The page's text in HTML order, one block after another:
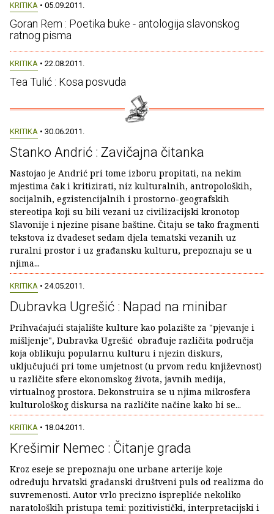
KRITIKA • 05.09.2011.
Goran Rem : Poetika buke - antologija slavonskog
ratnog pisma
KRITIKA • 22.08.2011.
Tea Tulić : Kosa posvuda
KRITIKA • 30.06.2011.
Stanko Andrić : Zavičajna čitanka
Nastojao je Andrić pri tome izboru propitati, na nekim
mjestima čak i kritizirati, niz kulturalnih, antropoloških,
socijalnih, egzistencijalnih i prostorno-geografskih
stereotipa koji su bili vezani uz civilizacijski kronotop
Slavonije i njezine pisane baštine. Čitaju se tako fragmenti
tekstova iz dvadeset sedam djela tematski vezanih uz
ruralni prostor i uz građansku kulturu, prepoznaju se u
njima...
KRITIKA • 24.05.2011.
Dubravka Ugrešić : Napad na minibar
Prihvaćajući stajalište kulture kao polazište za "pjevanje i
mišljenje", Dubravka Ugrešić obrađuje različita područja
koja oblikuju popularnu kulturu i njezin diskurs,
uključujući pri tome umjetnost (u prvom redu književnost)
u različite sfere ekonomskog života, javnih medija,
virtualnog prostora. Dekonstruira se u njima mikrosfera
kulturološkog diskursa na različite načine kako bi se...
KRITIKA • 18.04.2011.
Krešimir Nemec : Čitanje grada
Kroz eseje se prepoznaju one urbane arterije koje
određuju hrvatski građanski društveni puls od realizma do
suvremenosti. Autor vrlo precizno isprepliće nekoliko
naratoloških pristupa temi: pozitivistički, interpretacijski i